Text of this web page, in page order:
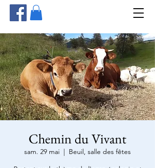
Chemin du Vivant
sam. 29 mai
  |
Beuil, salle des fêtes